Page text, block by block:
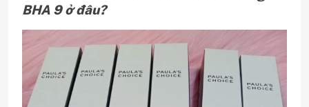
BHA 9 ở đâu?